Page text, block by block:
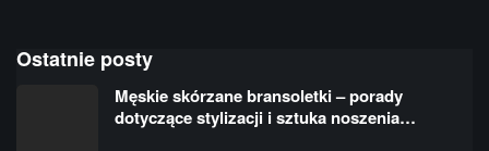
Ostatnie posty
Męskie skórzane bransoletki – porady
dotyczące stylizacji i sztuka noszenia…